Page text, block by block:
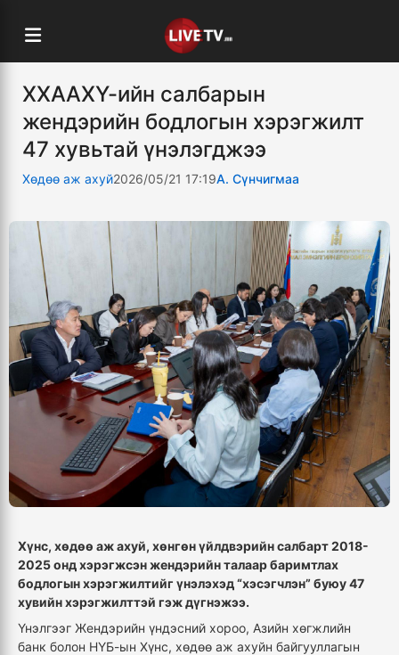
ХХААХҮ-ийн салбарын
жендэрийн бодлогын хэрэгжилт
47 хувьтай үнэлэгджээ
Хөдөө аж ахуй2026/05/21 17:19А. Сүнчигмаа
Хүнс, хөдөө аж ахуй, хөнгөн үйлдвэрийн салбарт 2018-
2025 онд хэрэгжсэн жендэрийн талаар баримтлах
бодлогын хэрэгжилтийг үнэлэхэд “хэсэгчлэн” буюу 47
хувийн хэрэгжилттэй гэж дүгнэжээ.
Үнэлгээг Жендэрийн үндэсний хороо, Азийн хөгжлийн
банк болон НҮБ-ын Хүнс, хөдөө аж ахуйн байгууллагын